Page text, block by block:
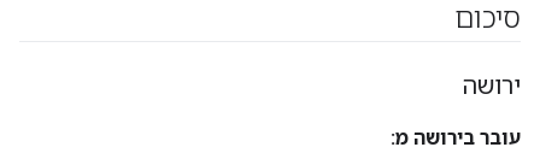
סיכום
ירושה
עובר בירושה מ: